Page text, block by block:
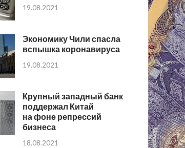
19.08.2021
Экономику Чили спасла
вспышка коронавируса
19.08.2021
Крупный западный банк
поддержал Китай
на фоне репрессий
бизнеса
18.08.2021